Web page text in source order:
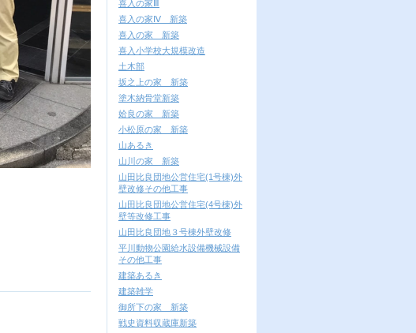
喜入の家Ⅲ
喜入の家Ⅳ 新築
喜入の家 新築
喜入小学校大規模改造
土木部
坂之上の家 新築
塗木納骨堂新築
姶良の家 新築
小松原の家 新築
山あるき
山川の家 新築
山田比良団地公営住宅(1号棟)外
壁改修その他工事
山田比良団地公営住宅(4号棟)外
壁等改修工事
山田比良団地３号棟外壁改修
平川動物公園給水設備機械設備
その他工事
建築あるき
建築雑学
御所下の家 新築
戦史資料収蔵庫新築